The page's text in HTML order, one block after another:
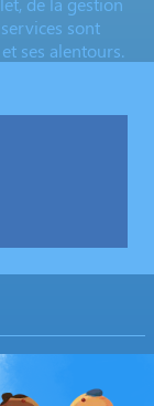
sont
et ses alentours.